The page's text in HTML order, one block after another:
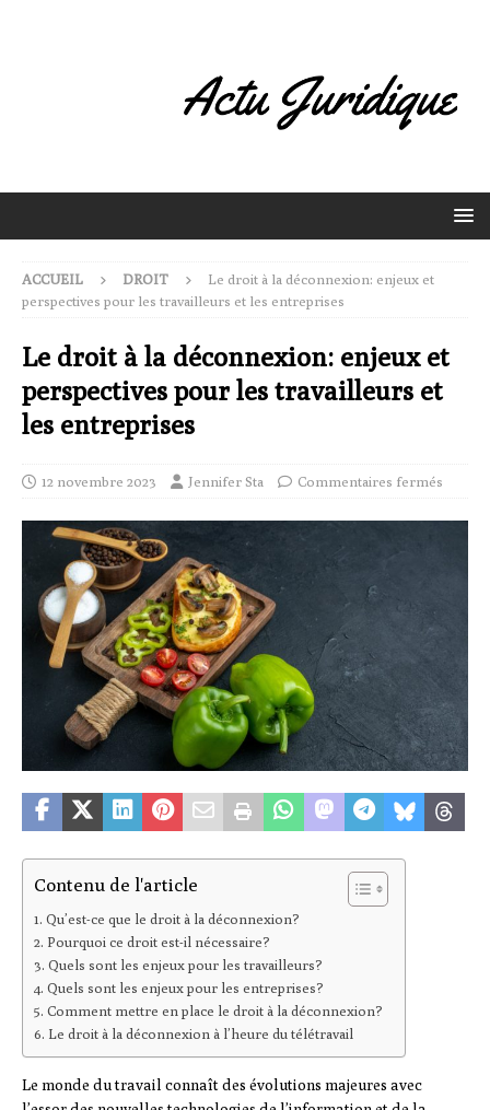
ACCUEIL DROIT
Le droit à la déconnexion: enjeux et
perspectives pour les travailleurs et les entreprises
Le droit à la déconnexion: enjeux et
perspectives pour les travailleurs et
les entreprises
12 novembre 2023 Jennifer Sta Commentaires fermés
Contenu de l'article
Qu’est-ce que le droit à la déconnexion?
Pourquoi ce droit est-il nécessaire?
Quels sont les enjeux pour les travailleurs?
Quels sont les enjeux pour les entreprises?
Comment mettre en place le droit à la déconnexion?
Le droit à la déconnexion à l’heure du télétravail
Le monde du travail connaît des évolutions majeures avec